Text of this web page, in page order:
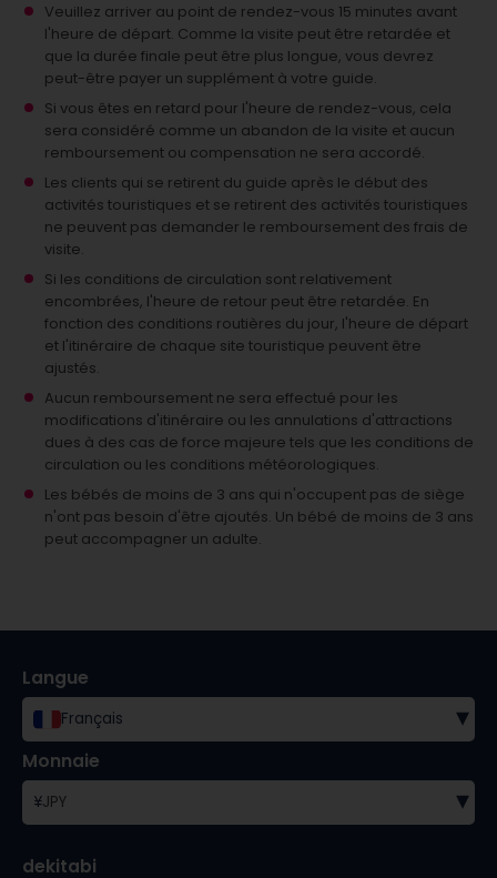
Veuillez arriver au point de rendez-vous 15 minutes avant
l'heure de départ. Comme la visite peut être retardée et
que la durée finale peut être plus longue, vous devrez
peut-être payer un supplément à votre guide.
Si vous êtes en retard pour l'heure de rendez-vous, cela
sera considéré comme un abandon de la visite et aucun
remboursement ou compensation ne sera accordé.
Les clients qui se retirent du guide après le début des
activités touristiques et se retirent des activités touristiques
ne peuvent pas demander le remboursement des frais de
visite.
Si les conditions de circulation sont relativement
encombrées, l'heure de retour peut être retardée. En
fonction des conditions routières du jour, l'heure de départ
et l'itinéraire de chaque site touristique peuvent être
ajustés.
Aucun remboursement ne sera effectué pour les
modifications d'itinéraire ou les annulations d'attractions
dues à des cas de force majeure tels que les conditions de
circulation ou les conditions météorologiques.
Les bébés de moins de 3 ans qui n'occupent pas de siège
n'ont pas besoin d'être ajoutés. Un bébé de moins de 3 ans
peut accompagner un adulte.
Langue
Français ▾
Monnaie
¥JPY ▾
dekitabi